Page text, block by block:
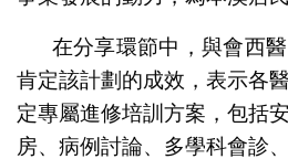
在分享環節中，與會西
肯定該計劃的成效，表示各
定專屬進修培訓方案，包括
房、病例討論、多學科會診